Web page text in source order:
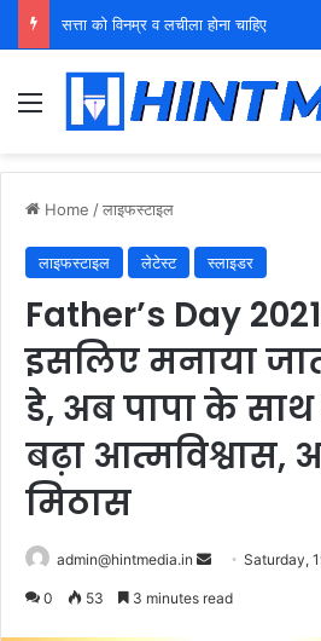
युवा शक्ति को पहचाने बूढ़ा नेतृत्व
Menu
Home /लाइफस्टाइल
लाइफस्टाइल लेटेस्ट स्लाइडर
Father’s Day
इसलिए मनाया
डे, अब पापा के साथ
बढ़ा आत्मविश्वास,
मिठास
admin@hintmedia.in
SendSaturday,
0 53 3 minutes read